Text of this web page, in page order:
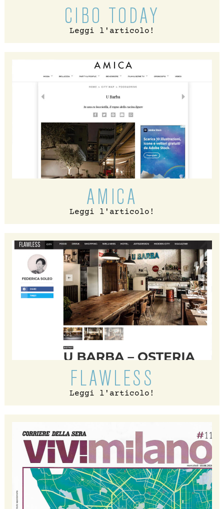
CIBO TODAY
Leggi l'articolo!
AMICA
Leggi l'articolo!
FLAWLESS
Leggi l'articolo!